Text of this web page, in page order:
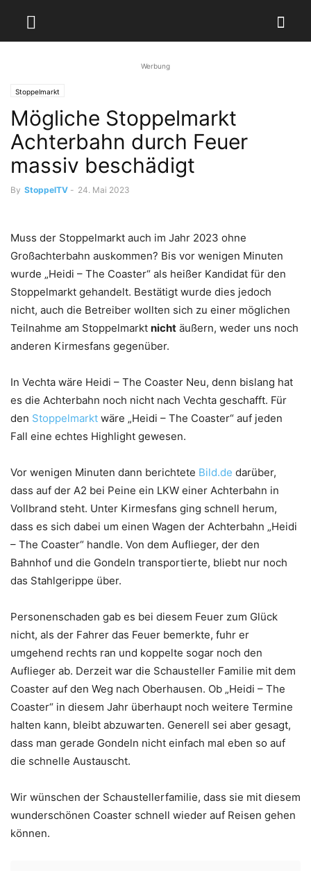
Werbung
Stoppelmarkt
Mögliche Stoppelmarkt
Achterbahn durch Feuer
massiv beschädigt
By StoppelTV - 24. Mai 2023
Muss der Stoppelmarkt auch im Jahr 2023 ohne
Großachterbahn auskommen? Bis vor wenigen Minuten
wurde „Heidi – The Coaster“ als heißer Kandidat für den
Stoppelmarkt gehandelt. Bestätigt wurde dies jedoch
nicht, auch die Betreiber wollten sich zu einer möglichen
Teilnahme am Stoppelmarkt nicht äußern, weder uns noch
anderen Kirmesfans gegenüber.
In Vechta wäre Heidi – The Coaster Neu, denn bislang hat
es die Achterbahn noch nicht nach Vechta geschafft. Für
den Stoppelmarkt wäre „Heidi – The Coaster“ auf jeden
Fall eine echtes Highlight gewesen.
Vor wenigen Minuten dann berichtete Bild.de darüber,
dass auf der A2 bei Peine ein LKW einer Achterbahn in
Vollbrand steht. Unter Kirmesfans ging schnell herum,
dass es sich dabei um einen Wagen der Achterbahn „Heidi
– The Coaster“ handle. Von dem Auflieger, der den
Bahnhof und die Gondeln transportierte, bliebt nur noch
das Stahlgerippe über.
Personenschaden gab es bei diesem Feuer zum Glück
nicht, als der Fahrer das Feuer bemerkte, fuhr er
umgehend rechts ran und koppelte sogar noch den
Auflieger ab. Derzeit war die Schausteller Familie mit dem
Coaster auf den Weg nach Oberhausen. Ob „Heidi – The
Coaster“ in diesem Jahr überhaupt noch weitere Termine
halten kann, bleibt abzuwarten. Generell sei aber gesagt,
dass man gerade Gondeln nicht einfach mal eben so auf
die schnelle Austauscht.
Wir wünschen der Schaustellerfamilie, dass sie mit diesem
wunderschönen Coaster schnell wieder auf Reisen gehen
können.